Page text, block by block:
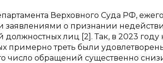
Верховного Суда РФ,
о признании
лиц [2]. Так, в 2023 году
примерно треть были
число обращений существенно